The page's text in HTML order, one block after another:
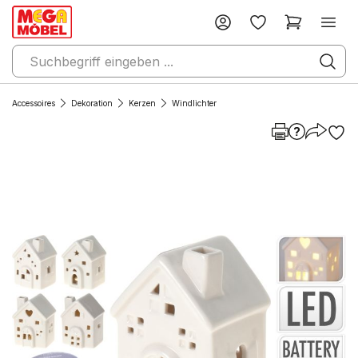
Accessoires Dekoration Kerzen Windlichter